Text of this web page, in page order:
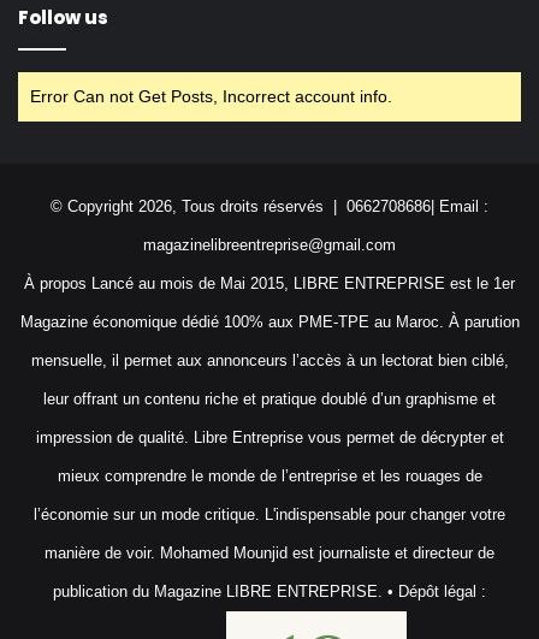
Follow us
Error Can not Get Posts, Incorrect account info.
© Copyright 2026, Tous droits réservés | 0662708686| Email :
magazinelibreentreprise@gmail.com
À propos Lancé au mois de Mai 2015, LIBRE ENTREPRISE est le 1er
Magazine économique dédié 100% aux PME-TPE au Maroc. À parution
mensuelle, il permet aux annonceurs l’accès à un lectorat bien ciblé,
leur offrant un contenu riche et pratique doublé d’un graphisme et
impression de qualité. Libre Entreprise vous permet de décrypter et
mieux comprendre le monde de l’entreprise et les rouages de
l’économie sur un mode critique. L'indispensable pour changer votre
manière de voir. Mohamed Mounjid est journaliste et directeur de
publication du Magazine LIBRE ENTREPRISE. • Dépôt légal :